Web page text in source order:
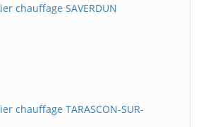
chauffage SAVERDUN
chauffage TARASCON-SUR-